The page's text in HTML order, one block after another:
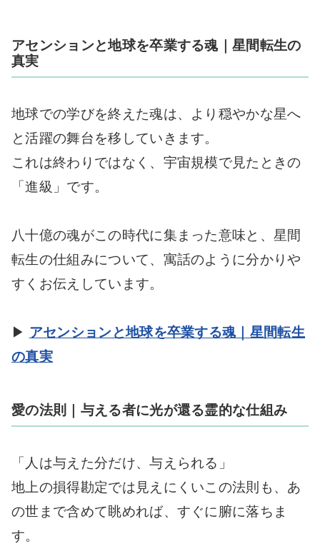
アセンションと地球を卒業する魂｜星間転生の
真実
地球での学びを終えた魂は、より穏やかな星へ
と活躍の舞台を移していきます。
これは終わりではなく、宇宙規模で見たときの
「進級」です。
八十億の魂がこの時代に集まった意味と、星間
転生の仕組みについて、寓話のように分かりや
すくお伝えしています。
▶ アセンションと地球を卒業する魂｜星間転生
の真実
愛の法則｜与える者に光が還る霊的な仕組み
「人は与えた分だけ、与えられる」
地上の損得勘定では見えにくいこの法則も、あ
の世まで含めて眺めれば、すぐに腑に落ちま
す。